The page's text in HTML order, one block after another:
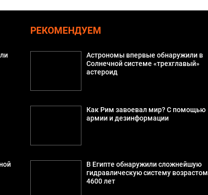
РЕКОМЕНДУЕМ
Астрономы впервые обнаружили в
Солнечной системе «трехглавый»
астероид
Как Рим завоевал мир? С помощью
армии и дезинформации
В Египте обнаружили сложнейшую
гидравлическую систему возрастом
4600 лет